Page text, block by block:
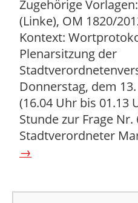
Zugehörige
(Linke), OM 1820/
Kontext:
Plenarsitzung der
Donnerstag, dem
(16.04 Uhr bis 01.13
Stunde zur Frage Nr.
Stadtverordneter
→